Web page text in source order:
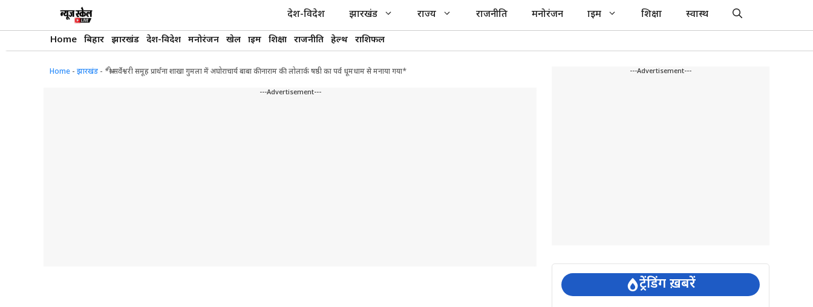
देश-विदेश झारखंड राज्य राजनीति मनोरंजन क्राइम शिक्षा स्वास्थ
Home बिहार झारखंड देश-विदेश मनोरंजन खेल क्राइम शिक्षा राजनीति हेल्थ राशिफल
Home - झारखंड - *श्री सर्वेश्वरी समूह प्रार्थना शाखा गुमला में अघोराचार्य बाबा कीनाराम की लोलार्क षष्ठी का पर्व धूमधाम से मनाया गया*
---Advertisement---
---Advertisement---
ट्रेंडिंग ख़बरें